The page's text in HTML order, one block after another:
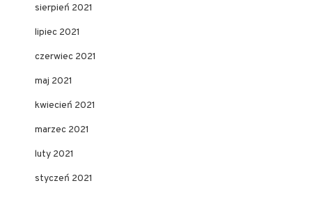
sierpień 2021
lipiec 2021
czerwiec 2021
maj 2021
kwiecień 2021
marzec 2021
luty 2021
styczeń 2021